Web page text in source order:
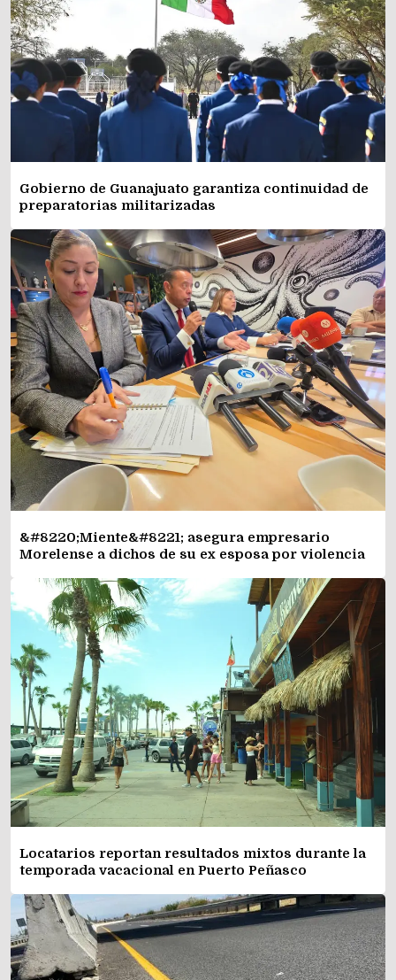
Gobierno de Guanajuato garantiza continuidad de
preparatorias militarizadas
&#8220;Miente&#8221; asegura empresario
Morelense a dichos de su ex esposa por violencia
Locatarios reportan resultados mixtos durante la
temporada vacacional en Puerto Peñasco